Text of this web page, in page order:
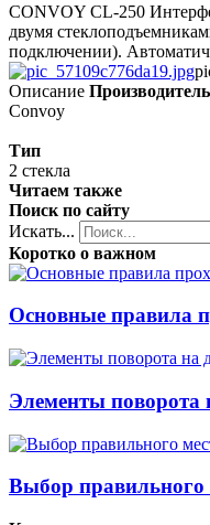
CONVOY CL-250
двумя
подключении).
Описание Производитель
Convoy
Тип
2 стекла
Читаем также
Поиск по сайту
Искать...
Коротко о важном
Основные правила
Элементы поворота
Выбор правильного